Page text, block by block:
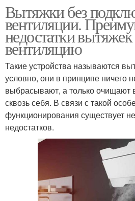
Вытяжки без
вентиляции.
недостатки вытяжек
вентиляцию
Такие устройства называются
условно, они в принципе ничего
выбрасывают, а только очищают
сквозь себя. В связи с такой
функционирования существует
недостатков.